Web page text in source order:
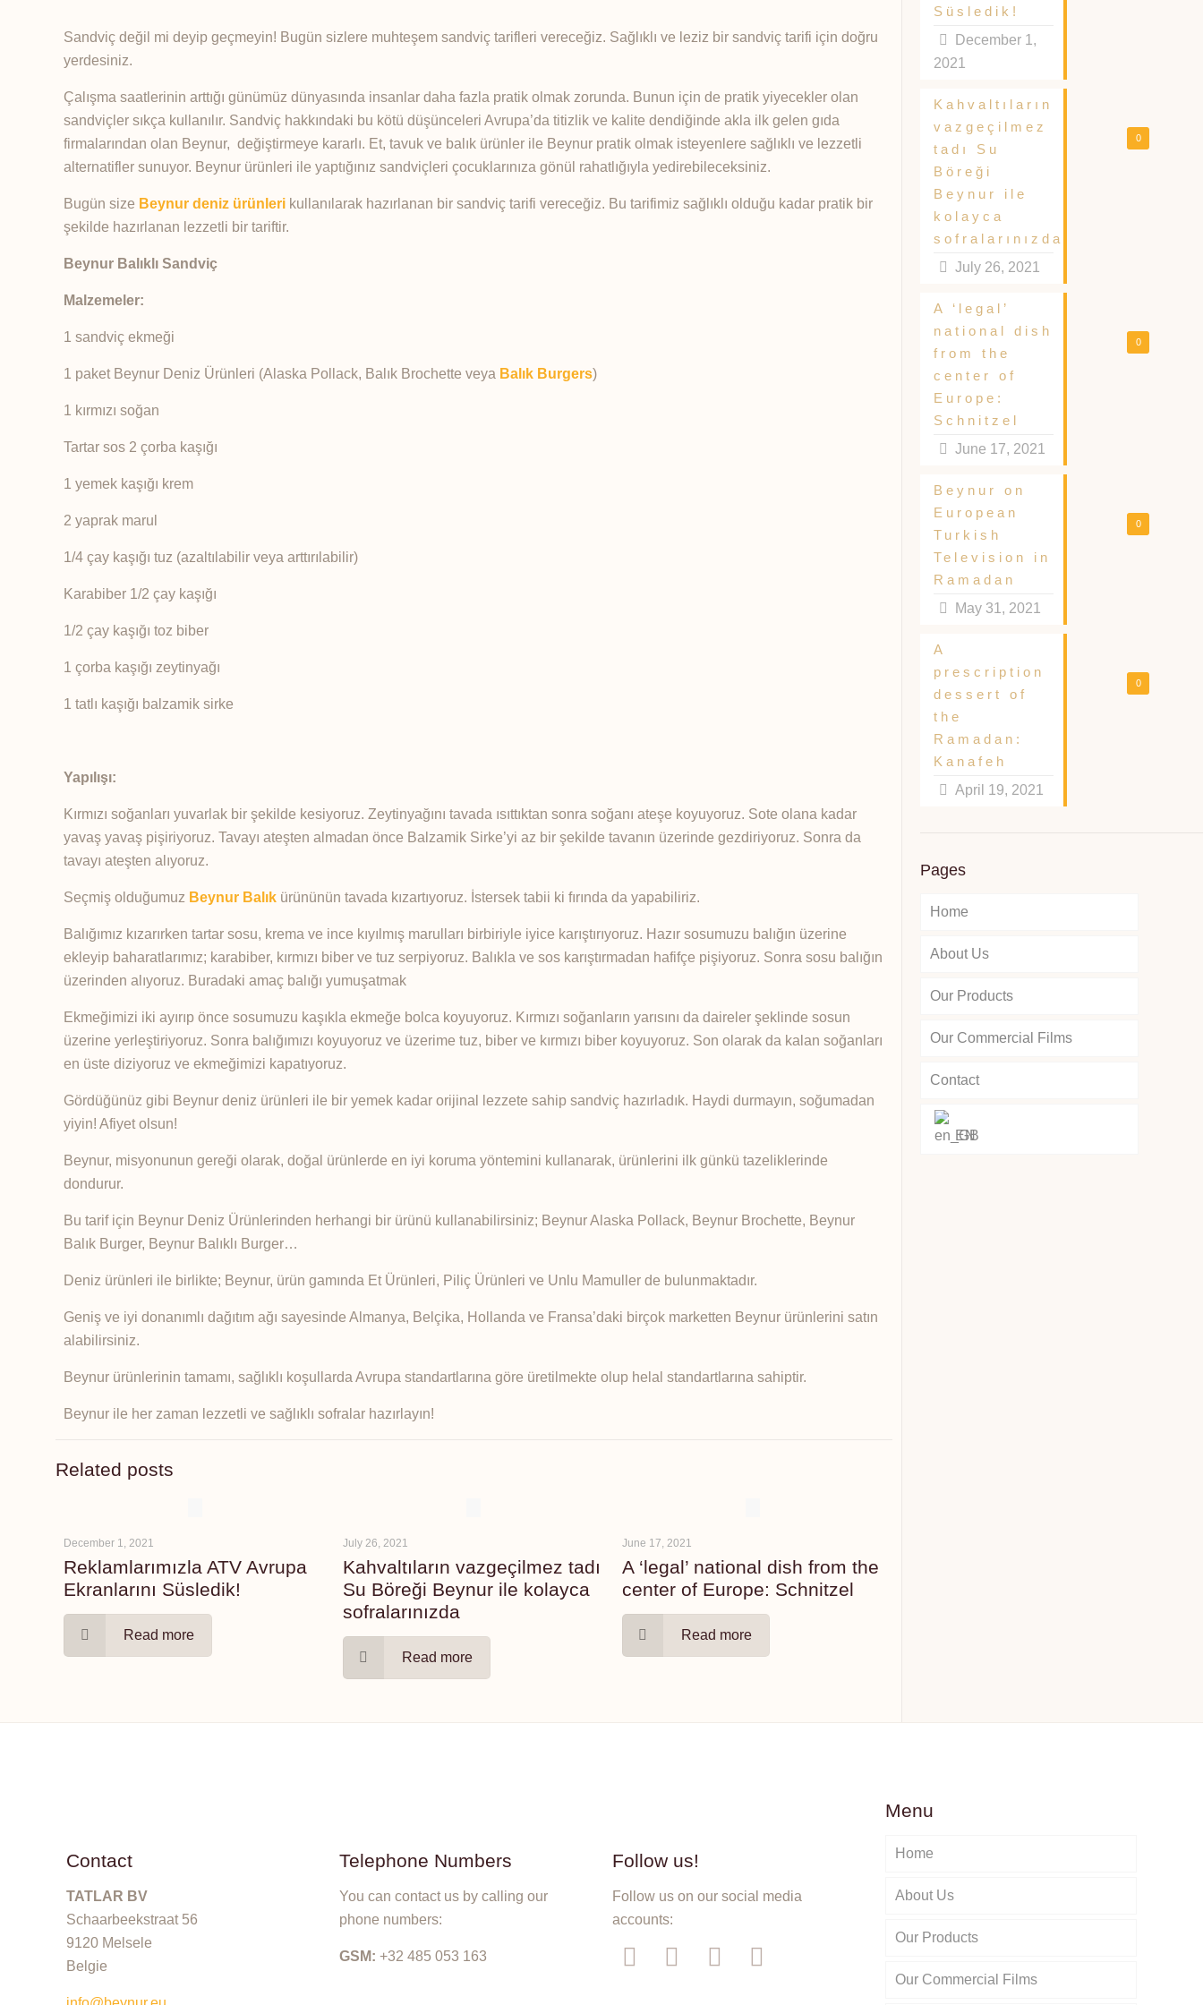
Sandviç değil mi deyip geçmeyin! Bugün sizlere muhteşem sandviç tarifleri vereceğiz. Sağlıklı ve leziz bir sandviç tarifi için doğru
yerdesiniz.
Çalışma saatlerinin arttığı günümüz dünyasında insanlar daha fazla pratik olmak zorunda. Bunun için de pratik yiyecekler olan
sandviçler sıkça kullanılır. Sandviç hakkındaki bu kötü düşünceleri Avrupa’da titizlik ve kalite dendiğinde akla ilk gelen gıda
firmalarından olan Beynur, değiştirmeye kararlı. Et, tavuk ve balık ürünler ile Beynur pratik olmak isteyenlere sağlıklı ve lezzetli
alternatifler sunuyor. Beynur ürünleri ile yaptığınız sandviçleri çocuklarınıza gönül rahatlığıyla yedirebileceksiniz.
Bugün size Beynur deniz ürünleri kullanılarak hazırlanan bir sandviç tarifi vereceğiz. Bu tarifimiz sağlıklı olduğu kadar pratik bir
şekilde hazırlanan lezzetli bir tariftir.
Beynur Balıklı Sandviç
Malzemeler:
1 sandviç ekmeği
1 paket Beynur Deniz Ürünleri (Alaska Pollack, Balık Brochette veya Balık Burgers)
1 kırmızı soğan
Tartar sos 2 çorba kaşığı
1 yemek kaşığı krem
2 yaprak marul
1/4 çay kaşığı tuz (azaltılabilir veya arttırılabilir)
Karabiber 1/2 çay kaşığı
1/2 çay kaşığı toz biber
1 çorba kaşığı zeytinyağı
1 tatlı kaşığı balzamik sirke
Yapılışı:
Kırmızı soğanları yuvarlak bir şekilde kesiyoruz. Zeytinyağını tavada ısıttıktan sonra soğanı ateşe koyuyoruz. Sote olana kadar
yavaş yavaş pişiriyoruz. Tavayı ateşten almadan önce Balzamik Sirke’yi az bir şekilde tavanın üzerinde gezdiriyoruz. Sonra da
tavayı ateşten alıyoruz.
Seçmiş olduğumuz Beynur Balık ürününün tavada kızartıyoruz. İstersek tabii ki fırında da yapabiliriz.
Balığımız kızarırken tartar sosu, krema ve ince kıyılmış marulları birbiriyle iyice karıştırıyoruz. Hazır sosumuzu balığın üzerine
ekleyip baharatlarımız; karabiber, kırmızı biber ve tuz serpiyoruz. Balıkla ve sos karıştırmadan hafifçe pişiyoruz. Sonra sosu balığın
üzerinden alıyoruz. Buradaki amaç balığı yumuşatmak
Ekmeğimizi iki ayırıp önce sosumuzu kaşıkla ekmeğe bolca koyuyoruz. Kırmızı soğanların yarısını da daireler şeklinde sosun
üzerine yerleştiriyoruz. Sonra balığımızı koyuyoruz ve üzerime tuz, biber ve kırmızı biber koyuyoruz. Son olarak da kalan soğanları
en üste diziyoruz ve ekmeğimizi kapatıyoruz.
Gördüğünüz gibi Beynur deniz ürünleri ile bir yemek kadar orijinal lezzete sahip sandviç hazırladık. Haydi durmayın, soğumadan
yiyin! Afiyet olsun!
Beynur, misyonunun gereği olarak, doğal ürünlerde en iyi koruma yöntemini kullanarak, ürünlerini ilk günkü tazeliklerinde
dondurur.
Bu tarif için Beynur Deniz Ürünlerinden herhangi bir ürünü kullanabilirsiniz; Beynur Alaska Pollack, Beynur Brochette, Beynur
Balık Burger, Beynur Balıklı Burger…
Deniz ürünleri ile birlikte; Beynur, ürün gamında Et Ürünleri, Piliç Ürünleri ve Unlu Mamuller de bulunmaktadır.
Geniş ve iyi donanımlı dağıtım ağı sayesinde Almanya, Belçika, Hollanda ve Fransa’daki birçok marketten Beynur ürünlerini satın
alabilirsiniz.
Beynur ürünlerinin tamamı, sağlıklı koşullarda Avrupa standartlarına göre üretilmekte olup helal standartlarına sahiptir.
Beynur ile her zaman lezzetli ve sağlıklı sofralar hazırlayın!
Related posts
December 1, 2021
Reklamlarımızla ATV Avrupa
Ekranlarını Süsledik!
Read more
July 26, 2021
Kahvaltıların vazgeçilmez tadı
Su Böreği Beynur ile kolayca
sofralarınızda
Read more
June 17, 2021
A ‘legal’ national dish from the
center of Europe: Schnitzel
Read more
Süsledik!
December 1,
2021
0
Kahvaltıların
vazgeçilmez
tadı Su
Böreği
Beynur ile
kolayca
sofralarınızda
July 26, 2021
0
A ‘legal’
national dish
from the
center of
Europe:
Schnitzel
June 17, 2021
0
Beynur on
European
Turkish
Television in
Ramadan
May 31, 2021
0
A
prescription
dessert of
the
Ramadan:
Kanafeh
April 19, 2021
Pages
Home
About Us
Our Products
Our Commercial Films
Contact
EN
Contact
TATLAR BV
Schaarbeekstraat 56
9120 Melsele
Belgie
Telephone Numbers
You can contact us by calling our
phone numbers:
GSM: +32 485 053 163
Follow us!
Follow us on our social media
accounts:
Menu
Home
About Us
Our Products
Our Commercial Films